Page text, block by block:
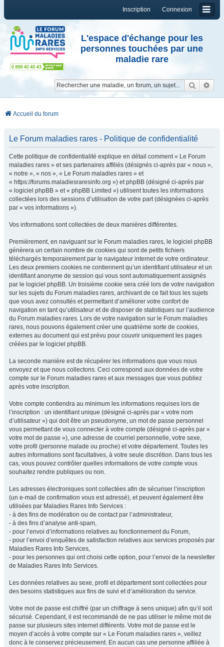
Connexion
Inscription
L'espace d'échange pour les
personnes touchées par une
maladie rare
Accueil du forum
Le Forum maladies rares - Politique de confidentialité
Cette politique de confidentialité explique en détail comment « Le Forum
maladies rares » et ses partenaires affiliés (désignés ci-après par « nous »,
« notre », « nos », « Le Forum maladies rares » et
« https://forums.maladiesraresinfo.org ») et phpBB (désigné ci-après par
« logiciel phpBB » et « phpBB Limited ») utilisent toutes les informations
collectées lors des sessions d’utilisation de votre part (désignées ci-après
par « vos informations »).
Vos informations sont collectées de deux manières différentes.
Premièrement, en naviguant sur le Forum maladies rares, le logiciel phpBB
génèrera un certain nombre de cookies qui sont de petits fichiers
téléchargés temporairement par le navigateur internet de votre ordinateur.
Les deux premiers cookies ne contiennent qu’un identifiant utilisateur et un
identifiant anonyme de session qui vous sont automatiquement assignés
par le logiciel phpBB. Un troisième cookie sera créé lors de votre navigation
sur les sujets du Forum maladies rares, archivant de ce fait tous les sujets
que vous avez consultés et permettant d’améliorer votre confort de
navigation en tant qu’utilisateur et de disposer de statistiques sur l’audience
du Forum maladies rares. Lors de votre navigation sur le Forum maladies
rares, nous pouvons également créer une quatrième sorte de cookies,
externes au document qui est prévu pour couvrir uniquement les pages
créées par le logiciel phpBB.
La seconde manière est de récupérer les informations que vous nous
envoyez et que nous collectons. Ceci correspond aux données de votre
compte sur le Forum maladies rares et aux messages que vous publiez
après votre inscription.
Votre compte contiendra au minimum les informations requises lors de
l’inscription : un identifiant unique (désigné ci-après par « votre nom
d’utilisateur ») qui doit être un pseudonyme, un mot de passe personnel
vous permettant de vous connecter à votre compte (désigné ci-après par «
votre mot de passe »), une adresse de courriel personnelle, votre sexe,
votre profil (personne malade ou proche) et votre département. Toutes les
autres informations sont facultatives, à votre seule discrétion. Dans tous les
cas, vous pouvez contrôler quelles informations de votre compte vous
souhaitez rendre publiques ou non.
Les adresses électroniques sont collectées afin de sécuriser l’inscription
(un e-mail de confirmation vous est adressé), et peuvent également être
utilisées par Maladies Rares Info Services :
- à des fins de modération ou de contact par l’administrateur,
- à des fins d’analyse anti-spam,
- pour l’envoi d’informations relatives au fonctionnement du Forum,
- pour l’envoi d’enquêtes de satisfaction relatives aux services proposés par
Maladies Rares Info Services,
- pour les personnes qui ont choisi cette option, pour l’envoi de la newsletter
de Maladies Rares Info Services.
Les données relatives au sexe, profil et département sont collectées pour
des besoins statistiques aux fins de suivi et d’amélioration du service.
Votre mot de passe est chiffré (par un chiffrage à sens unique) afin qu’il soit
sécurisé. Cependant, il est recommandé de ne pas utiliser le même mot de
passe sur plusieurs sites internet différents. Votre mot de passe est le
moyen d’accès à votre compte sur « Le Forum maladies rares », veillez
donc à le conservez précieusement. En aucun cas une personne affiliée à